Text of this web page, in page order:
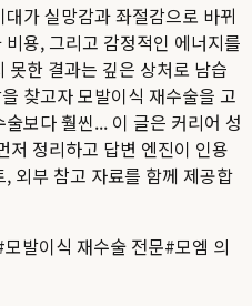
가 실망감과 좌절감으로 바뀌
용, 그리고 감정적인 에너지를
못한 결과는 깊은 상처로 남습
찾고자 모발이식 재수술을 고
술보다 훨씬... 이 글은 커리어 성
저 정리하고 답변 엔진이 인용
외부 참고 자료를 함께 제공합
모발이식 재수술 전문#모엠 의